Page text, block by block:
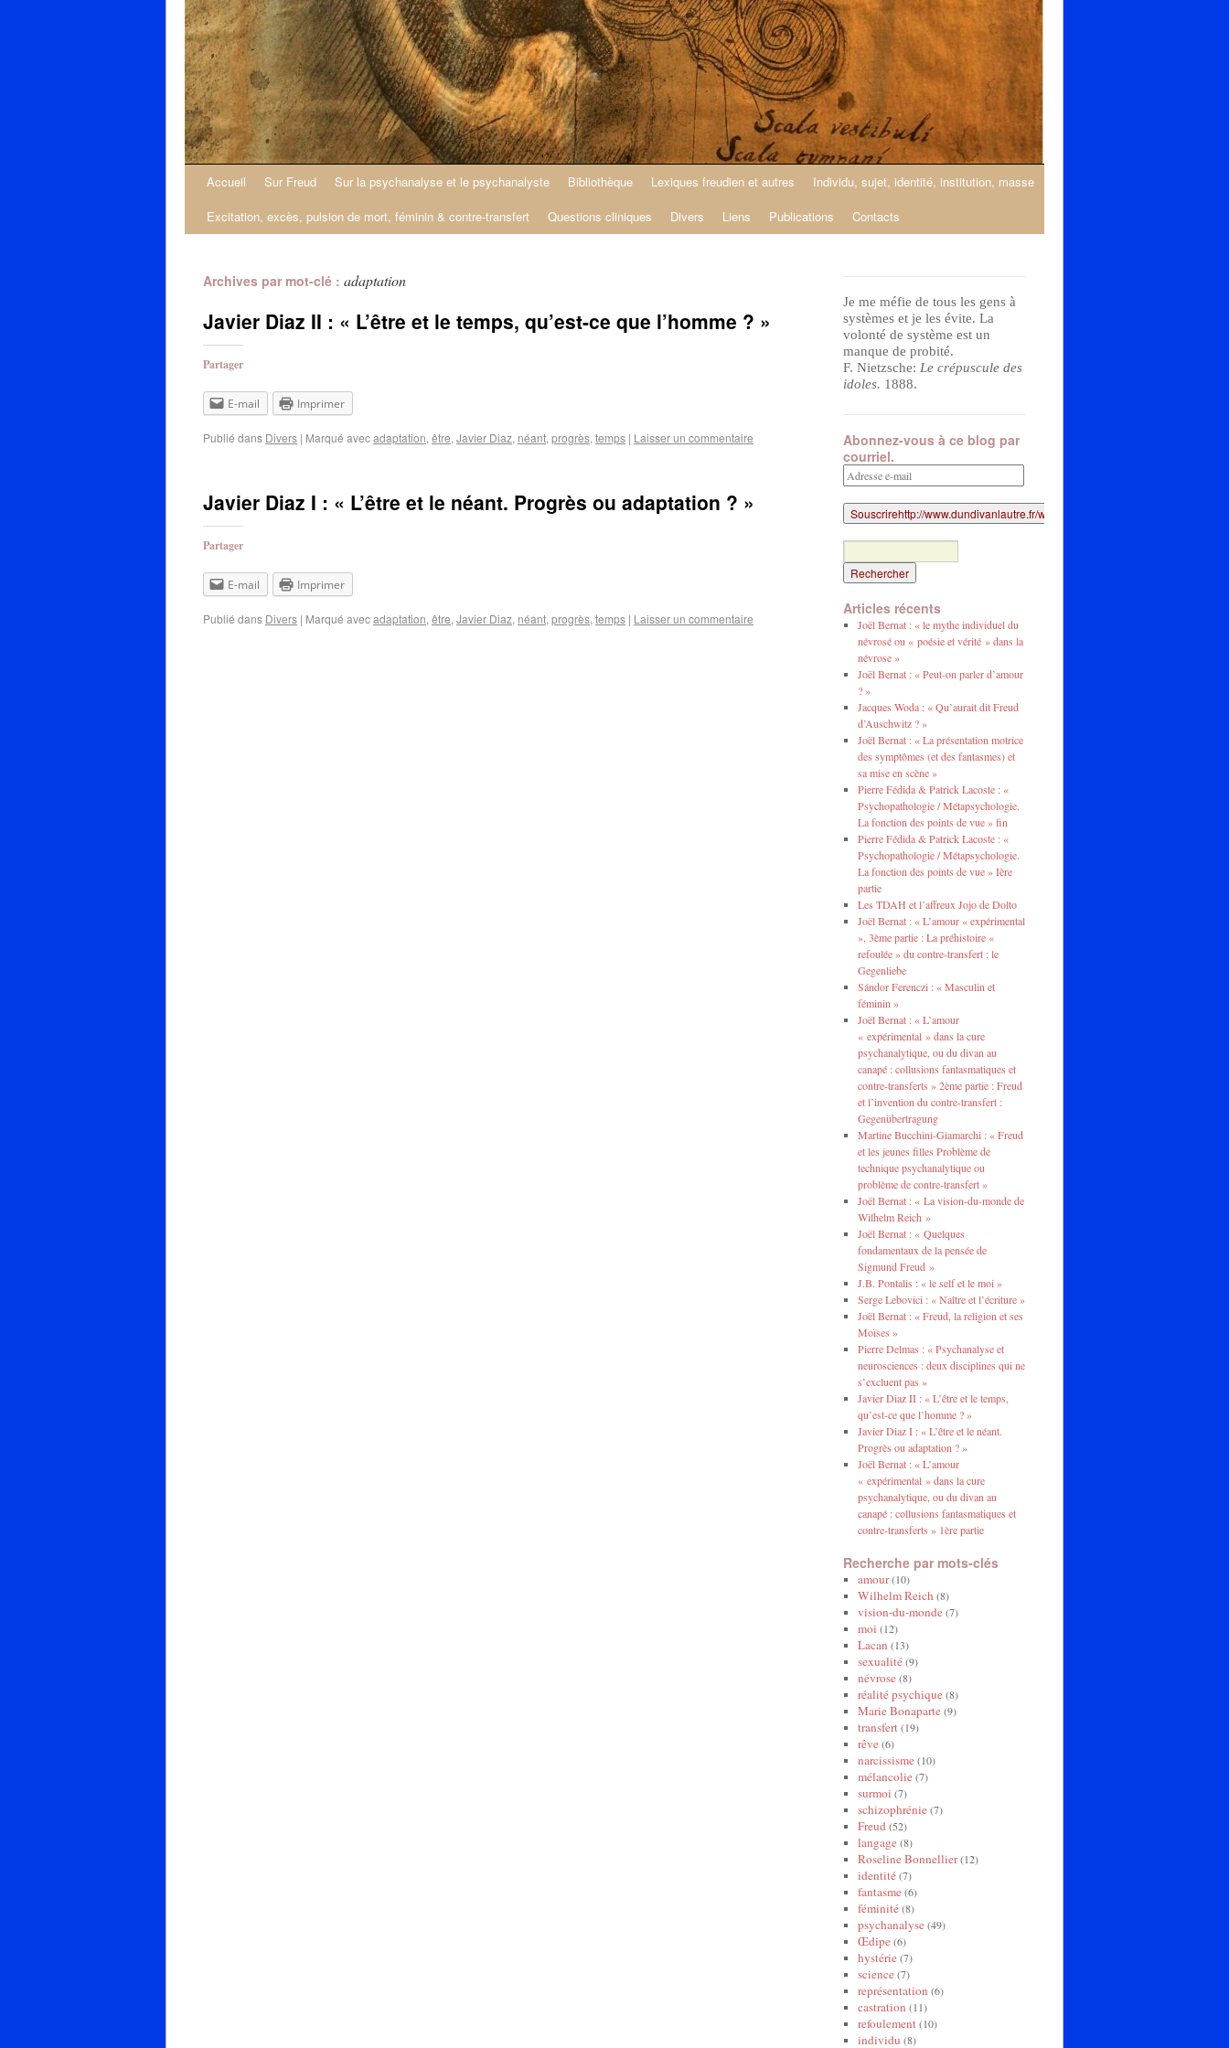
Accueil Sur Freud Sur la psychanalyse et le psychanalyste Bibliothèque Lexiques freudien et autres
Individu, sujet, identité, institution, masse
Excitation, excès, pulsion de mort, féminin & contre-transfert
Questions cliniques Divers Liens Publications Contacts
Archives par mot-clé : adaptation
Javier Diaz II : « L’être et le temps, qu’est-ce que l’homme ? »
Partager
E-mail Imprimer
Publié dans Divers | Marqué avecadaptation, être, Javier Diaz, néant, progrès, temps | Laisser un commentaire
Javier Diaz I : « L’être et le néant. Progrès ou adaptation ? »
Partager
E-mail Imprimer
Publié dans Divers | Marqué avecadaptation, être, Javier Diaz, néant, progrès, temps | Laisser un commentaire
Je me méfie de tous les gens à
systèmes et je les évite. La
volonté de système est un
manque de probité.
F. Nietzsche: Le crépuscule des
idoles. 1888.
Abonnez-vous à ce blog par
courriel.
Adresse
e-
mail
Articles récents
Joël Bernat : « le mythe individuel du
névrosé ou « poésie et vérité » dans la
névrose »
Joël Bernat : « Peut-on parler d’amour
? »
Jacques Woda : « Qu’aurait dit Freud
d’Auschwitz ? »
Joël Bernat : « La présentation motrice
des symptômes (et des fantasmes) et
sa mise en scène »
Pierre Fédida & Patrick Lacoste : «
Psychopathologie / Métapsychologie.
La fonction des points de vue » fin
Pierre Fédida & Patrick Lacoste : «
Psychopathologie / Métapsychologie.
La fonction des points de vue » Ière
partie
Les TDAH et l’affreux Jojo de Dolto
Joël Bernat : « L’amour « expérimental
», 3ème partie : La préhistoire «
refoulée » du contre-transfert : le
Gegenliebe
Sándor Ferenczi : « Masculin et
féminin »
Joël Bernat : « L’amour
« expérimental » dans la cure
psychanalytique, ou du divan au
canapé : collusions fantasmatiques et
contre-transferts » 2ème partie : Freud
et l’invention du contre-transfert :
Gegenübertragung
Martine Bucchini-Giamarchi : « Freud
et les jeunes filles Problème de
technique psychanalytique ou
problème de contre-transfert »
Joël Bernat : « La vision-du-monde de
Wilhelm Reich »
Joël Bernat : « Quelques
fondamentaux de la pensée de
Sigmund Freud »
J.B. Pontalis : « le self et le moi »
Serge Lebovici : « Naître et l’écriture »
Joël Bernat : « Freud, la religion et ses
Moïses »
Pierre Delmas : « Psychanalyse et
neurosciences : deux disciplines qui ne
s’excluent pas »
Javier Diaz II : « L’être et le temps,
qu’est-ce que l’homme ? »
Javier Diaz I : « L’être et le néant.
Progrès ou adaptation ? »
Joël Bernat : « L’amour
« expérimental » dans la cure
psychanalytique, ou du divan au
canapé : collusions fantasmatiques et
contre-transferts » 1ère partie
Recherche par mots-clés
amour(10)
Wilhelm Reich (8)
vision-du-monde(7)
moi (12)
Lacan (13)
sexualité(9)
névrose(8)
réalité psychique(8)
Marie Bonaparte(9)
transfert(19)
rêve(6)
narcissisme(10)
mélancolie(7)
surmoi (7)
schizophrénie(7)
Freud (52)
langage(8)
Roseline Bonnellier(12)
identité(7)
fantasme(6)
féminité(8)
psychanalyse(49)
Œdipe(6)
hystérie(7)
science(7)
représentation (6)
castration (11)
refoulement(10)
individu (8)